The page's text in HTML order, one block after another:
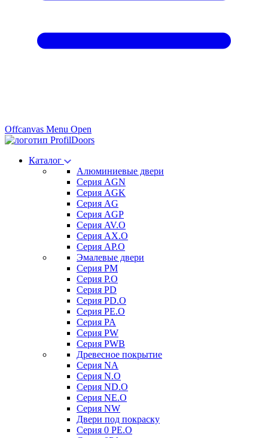
Offcanvas Menu Open
Каталог
Алюминиевые двери
Серия AGN
Серия AGK
Серия AG
Серия AGP
Серия AV.O
Серия AX.O
Серия AP.O
Эмалевые двери
Серия PM
Серия P.O
Серия PD
Серия PD.O
Серия PE.O
Серия PA
Серия PW
Серия PWB
Древесное покрытие
Серия NA
Серия N.O
Серия ND.O
Серия NE.O
Серия NW
Двери под покраску
Серия 0 PE.O